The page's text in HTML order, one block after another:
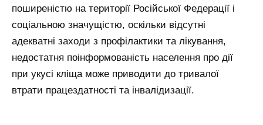
поширеністю на території Російської Федерації і
соціальною значущістю, оскільки відсутні
адекватні заходи з профілактики та лікування,
недостатня поінформованість населення про дії
при укусі кліща може приводити до тривалої
втрати працездатності та інвалідизації.